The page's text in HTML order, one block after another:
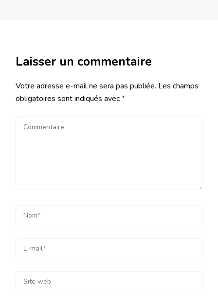
Laisser un commentaire
Votre adresse e-mail ne sera pas publiée. Les champs
obligatoires sont indiqués avec*